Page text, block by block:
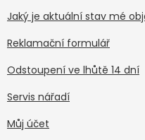
Jaký je aktuální stav mé
Reklamační formulář
Odstoupení ve lhůtě 14 dní
Servis nářadí
Můj účet